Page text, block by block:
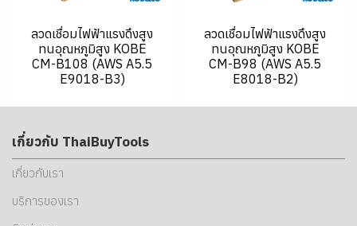
ลวดเชื่อมไฟฟ้าแรงดึงสูง
ทนอุณหภูมิสูง KOBE
CM-B108 (AWS A5.5
E9018-B3)
ลวดเชื่อมไฟฟ้าแรงดึงสูง
ทนอุณหภูมิสูง KOBE
CM-B98 (AWS A5.5
E8018-B2)
เกี่ยวกับ ThaiBuyTools
เกี่ยวกับเรา
บริการของเรา